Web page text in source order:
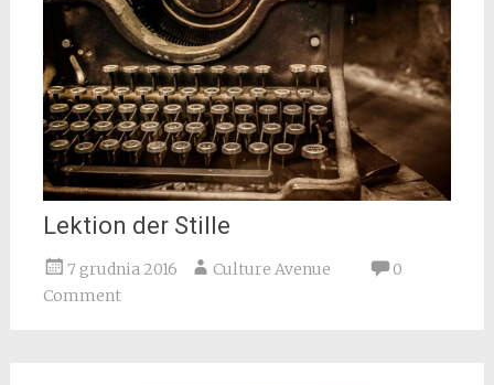
Lektion der Stille
7 grudnia 2016 Culture Avenue
0
Comment